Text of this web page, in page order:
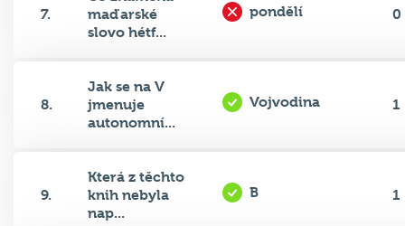
7.
maďarské
slovo hétf...
pondělí 0
8.
Jak se na V
jmenuje
autonomní...
Vojvodina 1
9.
Která z těchto
knih nebyla
nap...
B 1